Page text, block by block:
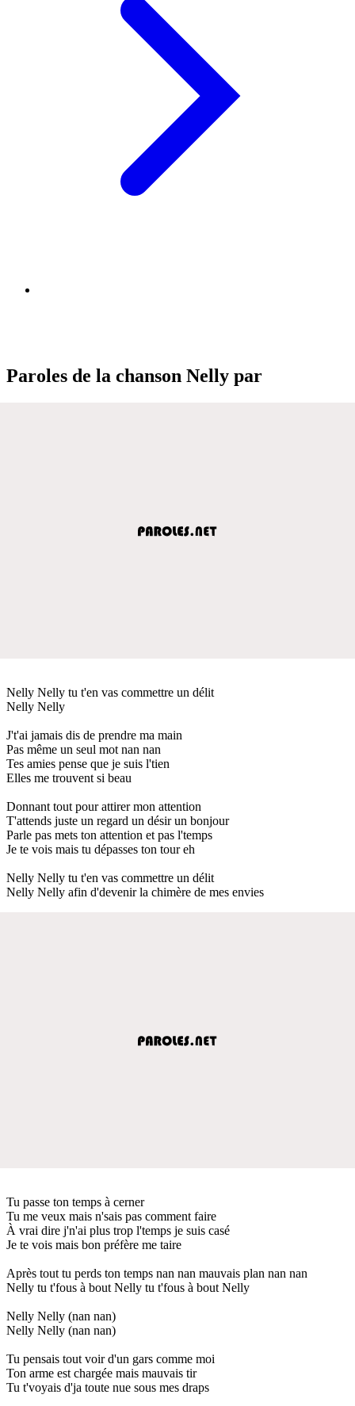
Paroles de la chanson Nelly par
Nelly Nelly tu t'en vas commettre un délit
Nelly Nelly
J't'ai jamais dis de prendre ma main
Pas même un seul mot nan nan
Tes amies pense que je suis l'tien
Elles me trouvent si beau
Donnant tout pour attirer mon attention
T'attends juste un regard un désir un bonjour
Parle pas mets ton attention et pas l'temps
Je te vois mais tu dépasses ton tour eh
Nelly Nelly tu t'en vas commettre un délit
Nelly Nelly afin d'devenir la chimère de mes envies
Tu passe ton temps à cerner
Tu me veux mais n'sais pas comment faire
À vrai dire j'n'ai plus trop l'temps je suis casé
Je te vois mais bon préfère me taire
Après tout tu perds ton temps nan nan mauvais plan nan nan
Nelly tu t'fous à bout Nelly tu t'fous à bout Nelly
Nelly Nelly (nan nan)
Nelly Nelly (nan nan)
Tu pensais tout voir d'un gars comme moi
Ton arme est chargée mais mauvais tir
Tu t'voyais d'ja toute nue sous mes draps